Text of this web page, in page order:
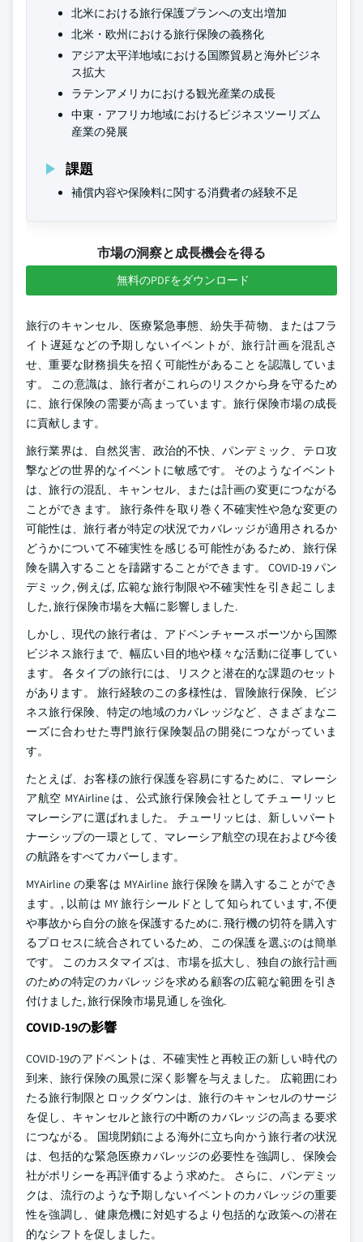
北米における旅行保護プランへの支出増加
北米・欧州における旅行保険の義務化
アジア太平洋地域における国際貿易と海外ビジネ
ス拡大
ラテンアメリカにおける観光産業の成長
中東・アフリカ地域におけるビジネスツーリズム
産業の発展
課題
補償内容や保険料に関する消費者の経験不足
市場の洞察と成長機会を得る
無料のPDFをダウンロード
旅行のキャンセル、医療緊急事態、紛失手荷物、またはフラ
イト遅延などの予期しないイベントが、旅行計画を混乱さ
せ、重要な財務損失を招く可能性があることを認識していま
す。 この意識は、旅行者がこれらのリスクから身を守るため
に、旅行保険の需要が高まっています。旅行保険市場の成長
に貢献します。
旅行業界は、自然災害、政治的不快、パンデミック、テロ攻
撃などの世界的なイベントに敏感です。 そのようなイベント
は、旅行の混乱、キャンセル、または計画の変更につながる
ことができます。 旅行条件を取り巻く不確実性や急な変更の
可能性は、旅行者が特定の状況でカバレッジが適用されるか
どうかについて不確実性を感じる可能性があるため、旅行保
険を購入することを躊躇することができます。 COVID-19 パン
デミック, 例えば, 広範な旅行制限や不確実性を引き起こしま
した, 旅行保険市場を大幅に影響しました.
しかし、現代の旅行者は、アドベンチャースポーツから国際
ビジネス旅行まで、幅広い目的地や様々な活動に従事してい
ます。 各タイプの旅行には、リスクと潜在的な課題のセット
があります。 旅行経験のこの多様性は、冒険旅行保険、ビジ
ネス旅行保険、特定の地域のカバレッジなど、さまざまなニ
ーズに合わせた専門旅行保険製品の開発につながっていま
す。
たとえば、お客様の旅行保護を容易にするために、マレーシ
ア航空 MYAirline は、公式旅行保険会社としてチューリッヒ
マレーシアに選ばれました。 チューリッヒは、新しいパート
ナーシップの一環として、マレーシア航空の現在および今後
の航路をすべてカバーします。
MYAirline の乗客は MYAirline 旅行保険を購入することができ
ます。, 以前は MY 旅行シールドとして知られています, 不便
や事故から自分の旅を保護するために. 飛行機の切符を購入す
るプロセスに統合されているため、この保護を選ぶのは簡単
です。 このカスタマイズは、市場を拡大し、独自の旅行計画
のための特定のカバレッジを求める顧客の広範な範囲を引き
付けました, 旅行保険市場見通しを強化.
COVID-19の影響
COVID-19のアドベントは、不確実性と再較正の新しい時代の
到来、旅行保険の風景に深く影響を与えました。 広範囲にわ
たる旅行制限とロックダウンは、旅行のキャンセルのサージ
を促し、キャンセルと旅行の中断のカバレッジの高まる要求
につながる。 国境閉鎖による海外に立ち向かう旅行者の状況
は、包括的な緊急医療カバレッジの必要性を強調し、保険会
社がポリシーを再評価するよう求めた。 さらに、パンデミッ
クは、流行のような予期しないイベントのカバレッジの重要
性を強調し、健康危機に対処するより包括的な政策への潜在
的なシフトを促しました。